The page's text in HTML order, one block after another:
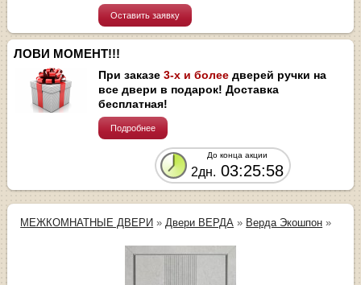
Оставить заявку
ЛОВИ МОМЕНТ!!!
При заказе3-х и более дверей ручки на
все двери в подарок! Доставка
бесплатная!
Подробнее
До конца акции
2дн. 03:25:58
МЕЖКОМНАТНЫЕ ДВЕРИ » Двери ВЕРДА » Верда Экошпон »